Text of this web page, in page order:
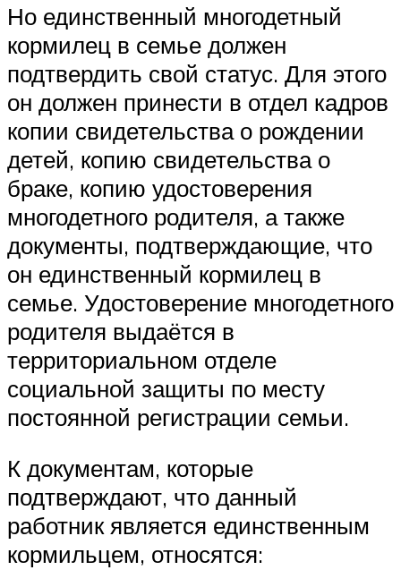
Но единственный многодетный
кормилец в семье должен
подтвердить свой статус. Для этого
он должен принести в отдел кадров
копии свидетельства о рождении
детей, копию свидетельства о
браке, копию удостоверения
многодетного родителя, а также
документы, подтверждающие, что
он единственный кормилец в
семье. Удостоверение многодетного
родителя выдаётся в
территориальном отделе
социальной защиты по месту
постоянной регистрации семьи.
К документам, которые
подтверждают, что данный
работник является единственным
кормильцем, относятся: